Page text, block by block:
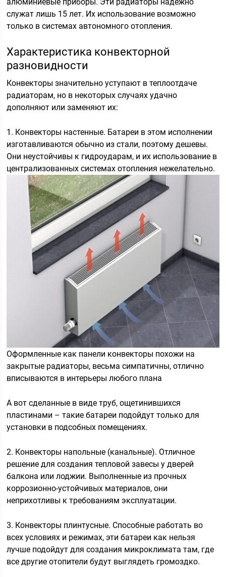
служат лишь 15 лет. Их использование возможно
только в системах автономного отопления.
Характеристика конвекторной
разновидности
Конвекторы значительно уступают в теплоотдаче
радиаторам, но в некоторых случаях удачно
дополняют или заменяют их:
1. Конвекторы настенные. Батареи в этом исполнении
изготавливаются обычно из стали, поэтому дешевы.
Они неустойчивы к гидроударам, и их использование в
централизованных системах отопления нежелательно.
Оформленные как панели конвекторы похожи на
закрытые радиаторы, весьма симпатичны, отлично
вписываются в интерьеры любого плана
А вот сделанные в виде труб, ощетинившихся
пластинами – такие батареи подойдут только для
установки в подсобных помещениях.
2. Конвекторы напольные (канальные). Отличное
решение для создания тепловой завесы у дверей
балкона или лоджии. Выполненные из прочных
коррозионно-устойчивых материалов, они
неприхотливы к требованиям эксплуатации.
3. Конвекторы плинтусные. Способные работать во
всех условиях и режимах, эти батареи как нельзя
лучше подойдут для создания микроклимата там, где
все другие отопители будут выглядеть громоздко.